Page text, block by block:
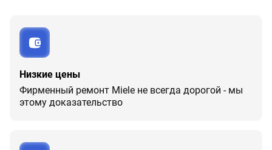
Низкие цены
Фирменный ремонт Miele не всегда дорогой - мы
этому доказательство